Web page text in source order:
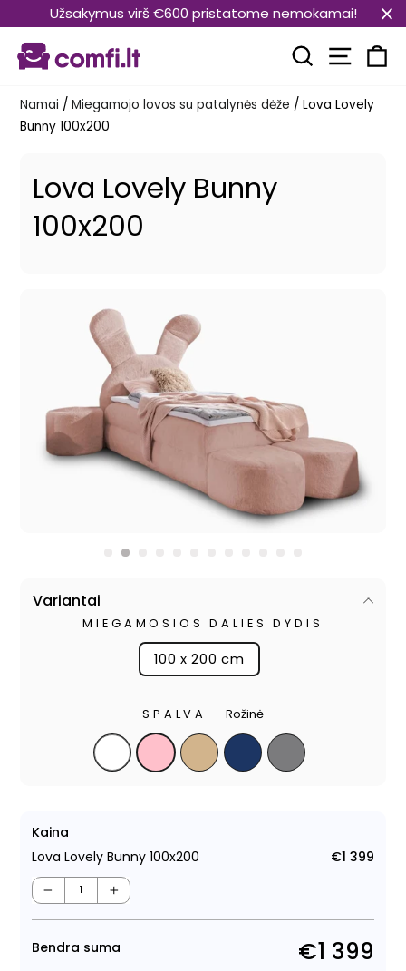
prie
turinio
Užsakymus virš €600 pristatome nemokamai!
Paieška
Namai / Miegamojo lovos su patalynės dėže / Lova Lovely
Bunny 100x200
Lova Lovely Bunny
100x200
Variantai
MIEGAMOSIOS DALIES DYDIS
100 x 200 cm
SPALVA —Rožinė
Kaina
Lova Lovely Bunny 100x200
€1 399
− +
Bendra suma €1 399